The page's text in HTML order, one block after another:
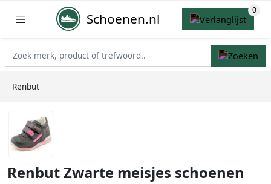
Schoenen.nl
Renbut
Renbut Zwarte meisjes schoenen